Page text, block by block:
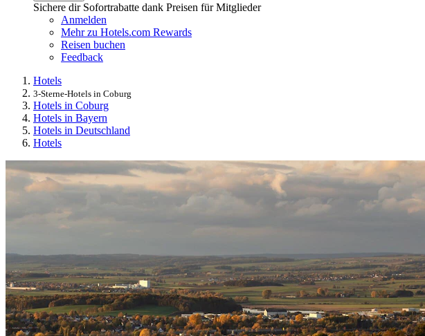
Sichere dir Sofortrabatte dank Preisen für Mitglieder
Anmelden
Mehr zu Hotels.com Rewards
Reisen buchen
Feedback
Hotels
3-Sterne-Hotels in Coburg
Hotels in Coburg
Hotels in Bayern
Hotels in Deutschland
Hotels